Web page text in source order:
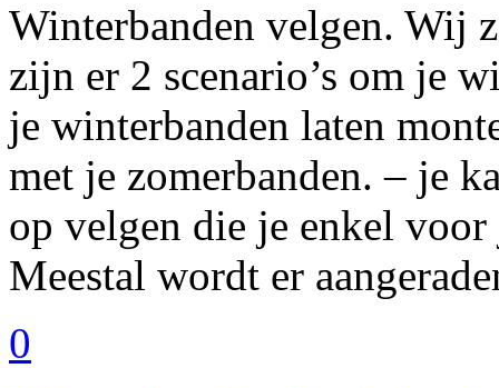
Winterbanden velgen. Wij
zijn er 2 scenario’s om je
je winterbanden laten
met je zomerbanden. – je
op velgen die je enkel
Meestal wordt er
0